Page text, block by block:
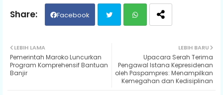
Facebook
ap
LEBIH BARU
Upacara Serah Terima
Pengawal Istana Kepresidenan
oleh Paspampres: Menampilkan
Kemegahan dan Kedisiplinan
LEBIH LAMA
Pemerintah Maroko Luncurkan
Program Komprehensif Bantuan
Banjir